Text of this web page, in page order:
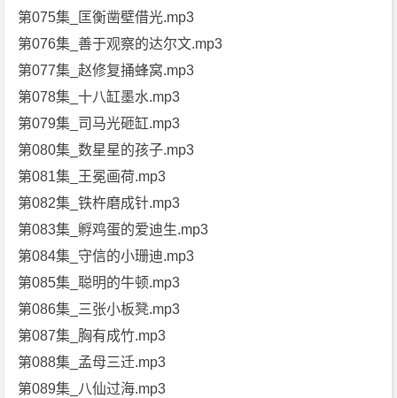
第075集_匡衡凿壁借光.mp3
第076集_善于观察的达尔文.mp3
第077集_赵修复捅蜂窝.mp3
第078集_十八缸墨水.mp3
第079集_司马光砸缸.mp3
第080集_数星星的孩子.mp3
第081集_王冕画荷.mp3
第082集_铁杵磨成针.mp3
第083集_孵鸡蛋的爱迪生.mp3
第084集_守信的小珊迪.mp3
第085集_聪明的牛顿.mp3
第086集_三张小板凳.mp3
第087集_胸有成竹.mp3
第088集_孟母三迁.mp3
第089集_八仙过海.mp3